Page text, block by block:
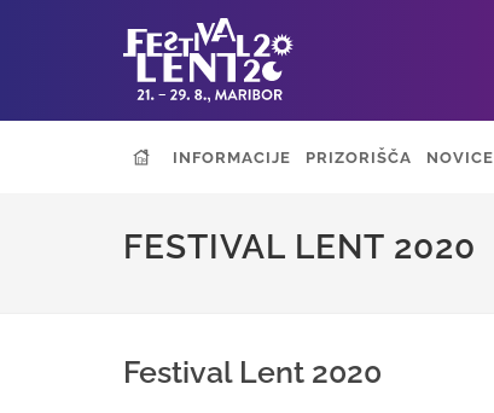
INFORMACIJE PRIZORIŠČA NOVICE
FESTIVAL LENT 2020
Festival Lent 2020